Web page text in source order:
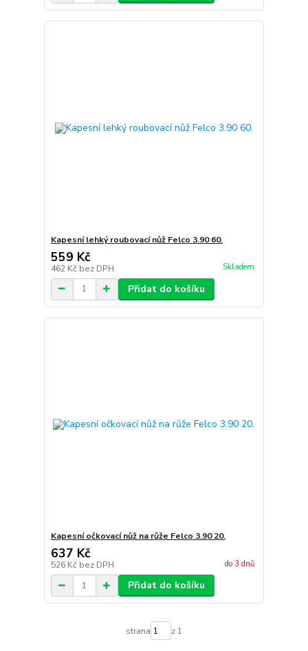
Kapesní lehký roubovací nůž Felco 3.90 60.
559 Kč
462 Kč bez DPH Skladem
Přidat do košíku
Kapesní očkovací nůž na růže Felco 3.90 20.
637 Kč
526 Kč bez DPH do 3 dnů
Přidat do košíku
strana z 1